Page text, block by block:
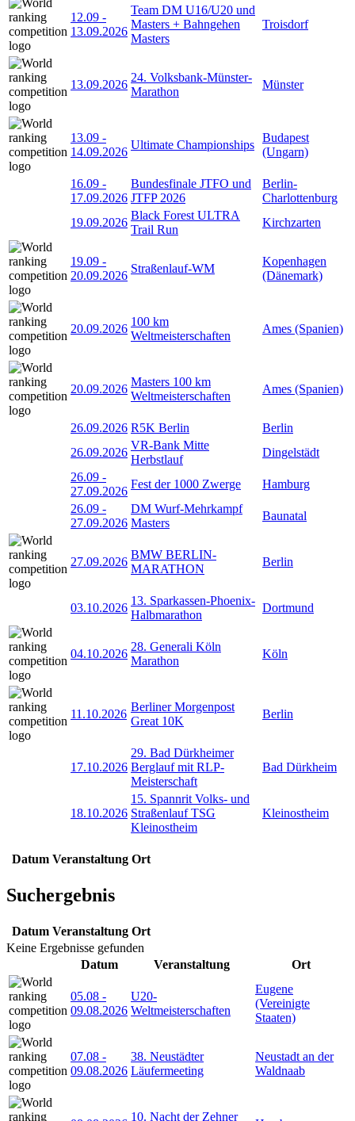
12.09 -
13.09.2026
Team DM U16/U20 und
Masters + Bahngehen
Masters
Troisdorf
13.09.2026
24. Volksbank-Münster-
Marathon
Münster
13.09 -
14.09.2026
Ultimate Championships
Budapest
(Ungarn)
16.09 -
17.09.2026
Bundesfinale JTFO und
JTFP 2026
Berlin-
Charlottenburg
19.09.2026
Black Forest ULTRA
Trail Run
Kirchzarten
19.09 -
20.09.2026
Straßenlauf-WM
Kopenhagen
(Dänemark)
20.09.2026
100 km
Weltmeisterschaften
Ames (Spanien)
20.09.2026
Masters 100 km
Weltmeisterschaften
Ames (Spanien)
26.09.2026 R5K Berlin
Berlin
26.09.2026
VR-Bank Mitte
Herbstlauf
Dingelstädt
26.09 -
27.09.2026
Fest der 1000 Zwerge
Hamburg
26.09 -
27.09.2026
DM Wurf-Mehrkampf
Masters
Baunatal
27.09.2026
BMW BERLIN-
MARATHON
Berlin
03.10.2026
13. Sparkassen-Phoenix-
Halbmarathon
Dortmund
04.10.2026
28. Generali Köln
Marathon
Köln
11.10.2026
Berliner Morgenpost
Great 10K
Berlin
17.10.2026
29. Bad Dürkheimer
Berglauf mit RLP-
Meisterschaft
Bad Dürkheim
18.10.2026
15. Spannrit Volks- und
Straßenlauf TSG
Kleinostheim
Kleinostheim
Datum Veranstaltung Ort
Suchergebnis
Datum Veranstaltung Ort
Keine Ergebnisse gefunden
Datum
Veranstaltung Ort
05.08 -
09.08.2026
U20-
Weltmeisterschaften
Eugene
(Vereinigte
Staaten)
07.08 -
09.08.2026
38. Neustädter
Läufermeeting
Neustadt an der
Waldnaab
10. Nacht der Zehner